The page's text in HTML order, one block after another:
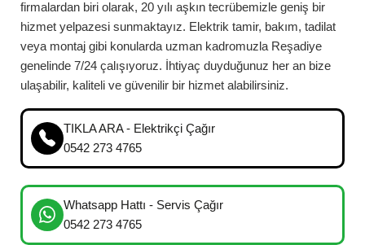
firmalardan biri olarak, 20 yılı aşkın tecrübemizle geniş bir
hizmet yelpazesi sunmaktayız. Elektrik tamir, bakım, tadilat
veya montaj gibi konularda uzman kadromuzla Reşadiye
genelinde 7/24 çalışıyoruz. İhtiyaç duyduğunuz her an bize
ulaşabilir, kaliteli ve güvenilir bir hizmet alabilirsiniz.
TIKLA ARA - Elektrikçi Çağır
0542 273 4765
Whatsapp Hattı - Servis Çağır
0542 273 4765